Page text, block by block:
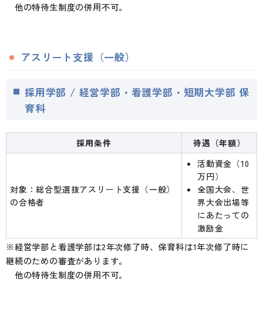
他の特待生制度の併用不可。
アスリート支援（一般）
採用学部 / 経営学部・看護学部・短期大学部 保
育科
採用条件 待遇（年額）
対象：総合型選抜アスリート支援（一般）
の合格者
活動資金（10
万円）
全国大会、世
界大会出場等
にあたっての
激励金
※経営学部と看護学部は2年次修了時、保育科は1年次修了時に
継続のための審査があります。
他の特待生制度の併用不可。